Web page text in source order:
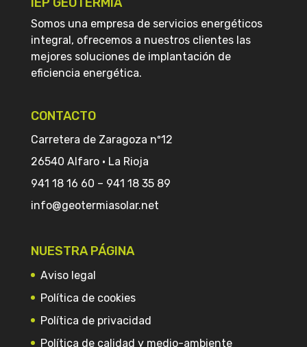
Somos una empresa de servicios energéticos
integral, ofrecemos a nuestros clientes las
mejores soluciones de implantación de
eficiencia energética.
CONTACTO
Carretera de Zaragoza nº12
26540 Alfaro · La Rioja
941 18 16 60 – 941 18 35 89
info@geotermiasolar.net
NUESTRA PÁGINA
Aviso legal
Política de cookies
Política de privacidad
Política de calidad y medio-ambiente